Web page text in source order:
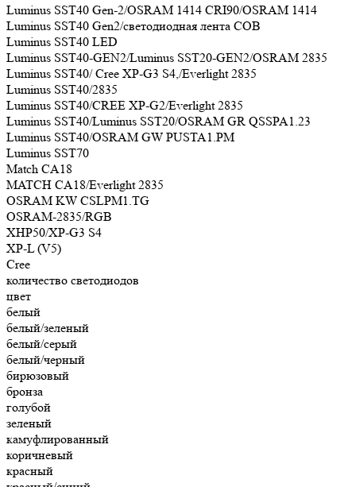
Luminus SST40 Gen-2/OSRAM 1414 CRI90/OSRAM 1414
Luminus SST40 Gen2/светодиодная лента COB
Luminus SST40 LED
Luminus SST40-GEN2/Luminus SST20-GEN2/OSRAM 2835
Luminus SST40/ Cree XP-G3 S4,/Everlight 2835
Luminus SST40/2835
Luminus SST40/CREE XP-G2/Everlight 2835
Luminus SST40/Luminus SST20/OSRAM GR QSSPA1.23
Luminus SST40/OSRAM GW PUSTA1.PM
Luminus SST70
Match CA18
MATCH CA18/Everlight 2835
OSRAM KW CSLPM1.TG
OSRAM-2835/RGB
XHP50/XP-G3 S4
XP-L (V5)
Сree
количество светодиодов
цвет
белый
белый/зеленый
белый/серый
белый/черный
бирюзовый
бронза
голубой
зеленый
камуфлированный
коричневый
красный